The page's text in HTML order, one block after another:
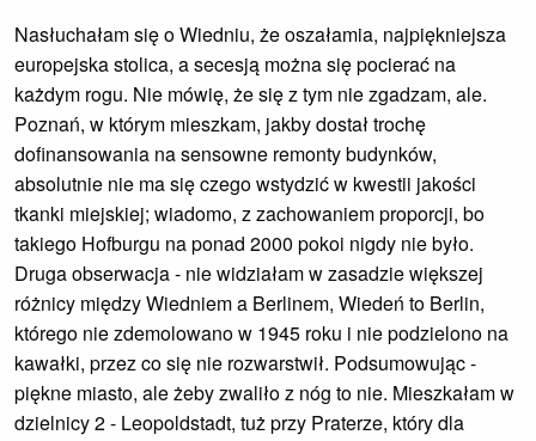
Nasłuchałam się o Wiedniu, że oszałamia, najpiękniejsza
europejska stolica, a secesją można się pocierać na
każdym rogu. Nie mówię, że się z tym nie zgadzam, ale.
Poznań, w którym mieszkam, jakby dostał trochę
dofinansowania na sensowne remonty budynków,
absolutnie nie ma się czego wstydzić w kwestii jakości
tkanki miejskiej; wiadomo, z zachowaniem proporcji, bo
takiego Hofburgu na ponad 2000 pokoi nigdy nie było.
Druga obserwacja - nie widziałam w zasadzie większej
różnicy między Wiedniem a Berlinem, Wiedeń to Berlin,
którego nie zdemolowano w 1945 roku i nie podzielono na
kawałki, przez co się nie rozwarstwił. Podsumowując -
piękne miasto, ale żeby zwaliło z nóg to nie. Mieszkałam w
dzielnicy 2 - Leopoldstadt, tuż przy Praterze, który dla